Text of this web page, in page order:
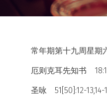
常年期第十九周星期
厄则克耳先知书
圣咏 51[50]:12-13,14-